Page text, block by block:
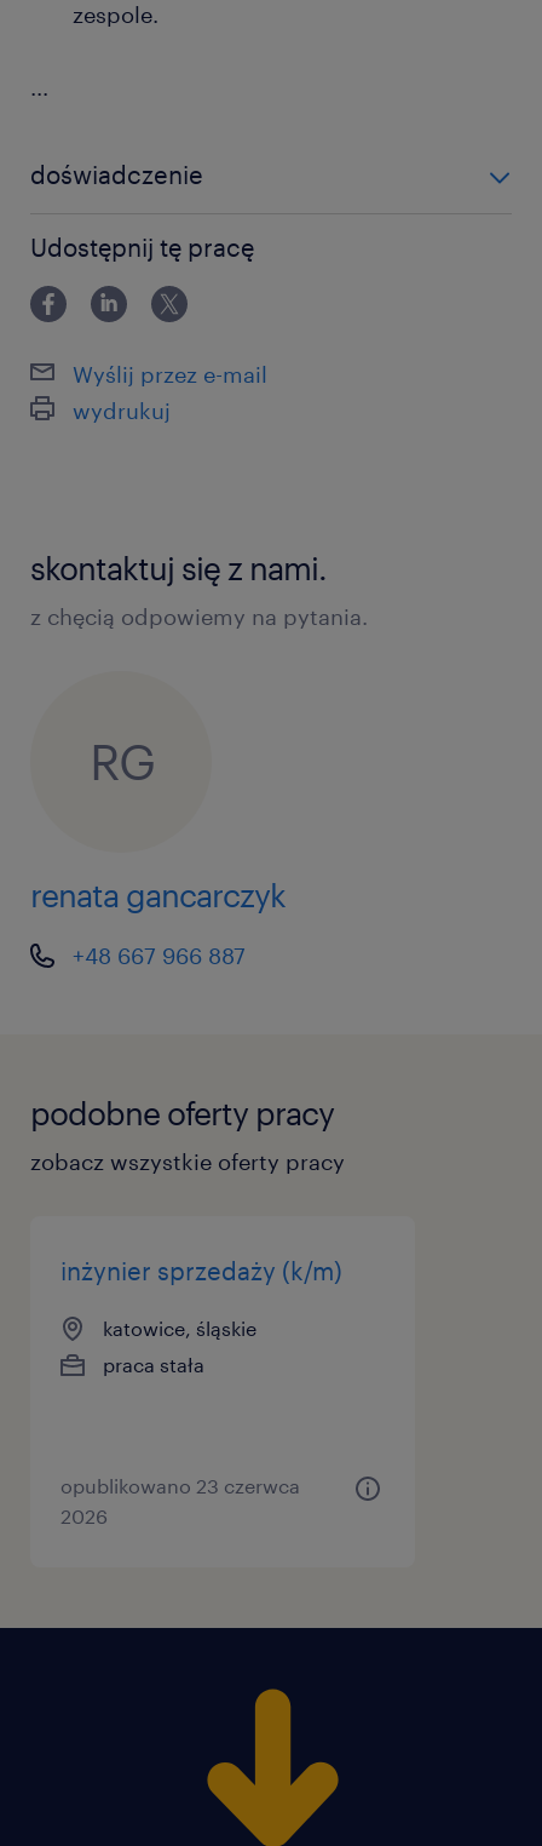
zespole.
...
doświadczenie
Udostępnij tę pracę
Wyślij przez e-mail
wydrukuj
skontaktuj się z nami.
z chęcią odpowiemy na pytania.
RG
renata gancarczyk
+48 667 966 887
podobne oferty pracy
zobacz wszystkie oferty pracy
inżynier sprzedaży (k/m)
katowice, śląskie
praca stała
opublikowano 23 czerwca
2026